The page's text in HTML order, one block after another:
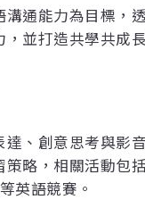
通能力為目標，
並打造共學共成
、創意思考與影
略，相關活動包
英語競賽。